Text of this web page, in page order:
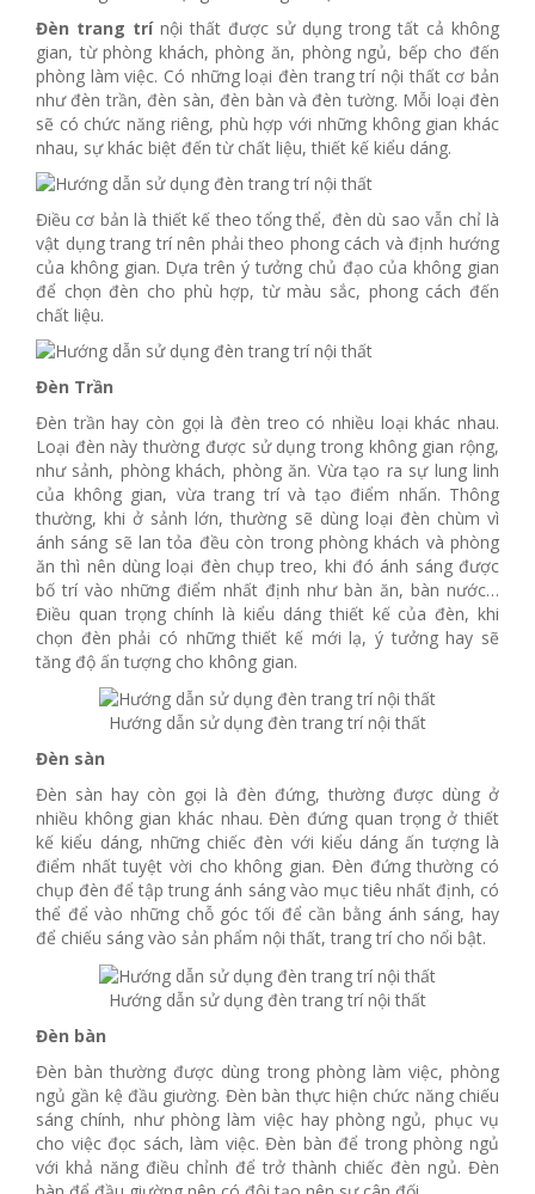
Đèn trang trí nội thất được sử dụng trong tất cả không
gian, từ phòng khách, phòng ăn, phòng ngủ, bếp cho đến
phòng làm việc. Có những loại đèn trang trí nội thất cơ bản
như đèn trần, đèn sàn, đèn bàn và đèn tường. Mỗi loại đèn
sẽ có chức năng riêng, phù hợp với những không gian khác
nhau, sự khác biệt đến từ chất liệu, thiết kế kiểu dáng.
Điều cơ bản là thiết kế theo tổng thể, đèn dù sao vẫn chỉ là
vật dụng trang trí nên phải theo phong cách và định hướng
của không gian. Dựa trên ý tưởng chủ đạo của không gian
để chọn đèn cho phù hợp, từ màu sắc, phong cách đến
chất liệu.
Đèn Trần
Đèn trần hay còn gọi là đèn treo có nhiều loại khác nhau.
Loại đèn này thường được sử dụng trong không gian rộng,
như sảnh, phòng khách, phòng ăn. Vừa tạo ra sự lung linh
của không gian, vừa trang trí và tạo điểm nhấn. Thông
thường, khi ở sảnh lớn, thường sẽ dùng loại đèn chùm vì
ánh sáng sẽ lan tỏa đều còn trong phòng khách và phòng
ăn thì nên dùng loại đèn chụp treo, khi đó ánh sáng được
bố trí vào những điểm nhất định như bàn ăn, bàn nước…
Điều quan trọng chính là kiểu dáng thiết kế của đèn, khi
chọn đèn phải có những thiết kế mới lạ, ý tưởng hay sẽ
tăng độ ấn tượng cho không gian.
Hướng dẫn sử dụng đèn trang trí nội thất
Đèn sàn
Đèn sàn hay còn gọi là đèn đứng, thường được dùng ở
nhiều không gian khác nhau. Đèn đứng quan trọng ở thiết
kế kiểu dáng, những chiếc đèn với kiểu dáng ấn tượng là
điểm nhất tuyệt vời cho không gian. Đèn đứng thường có
chụp đèn để tập trung ánh sáng vào mục tiêu nhất định, có
thể để vào những chỗ góc tối để cần bằng ánh sáng, hay
để chiếu sáng vào sản phẩm nội thất, trang trí cho nổi bật.
Hướng dẫn sử dụng đèn trang trí nội thất
Đèn bàn
Đèn bàn thường được dùng trong phòng làm việc, phòng
ngủ gần kệ đầu giường. Đèn bàn thực hiện chức năng chiếu
sáng chính, như phòng làm việc hay phòng ngủ, phục vụ
cho việc đọc sách, làm việc. Đèn bàn để trong phòng ngủ
với khả năng điều chỉnh để trở thành chiếc đèn ngủ. Đèn